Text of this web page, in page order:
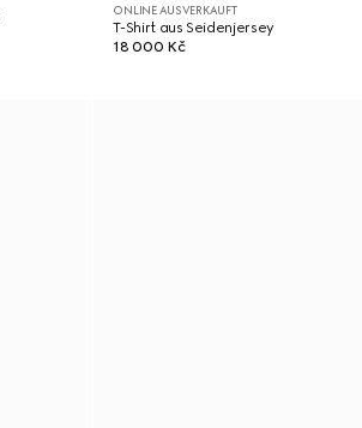
ONLINE AUSVERKAUFT
T-Shirt aus Seidenjersey
18 000 Kč